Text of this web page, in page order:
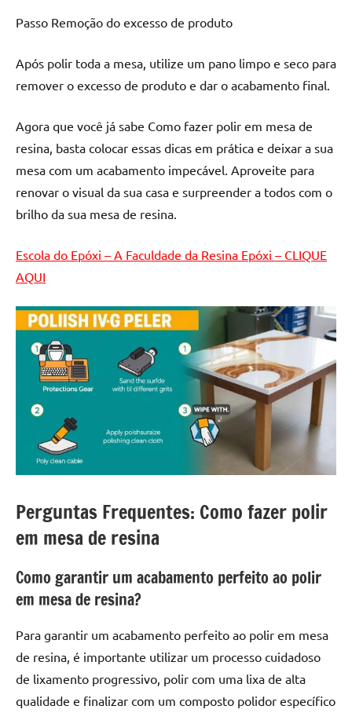
resinada
alta
qualidade,
as
populares
Tables
e
mesas
tampinhas
resinadas.
Passo Remoção do excesso de produto
Após polir toda a mesa, utilize um pano limpo e seco para
remover o excesso de produto e dar o acabamento final.
Agora que você já sabe Como fazer polir em mesa de
resina, basta colocar essas dicas em prática e deixar a sua
mesa com um acabamento impecável. Aproveite para
renovar o visual da sua casa e surpreender a todos com o
brilho da sua mesa de resina.
Escola do Epóxi – A Faculdade da Resina Epóxi – CLIQUE
AQUI
Perguntas Frequentes: Como fazer polir
em mesa de resina
Como garantir um acabamento perfeito ao polir
em mesa de resina?
Para garantir um acabamento perfeito ao polir em mesa
de resina, é importante utilizar um processo cuidadoso
de lixamento progressivo, polir com uma lixa de alta
qualidade e finalizar com um composto polidor específico